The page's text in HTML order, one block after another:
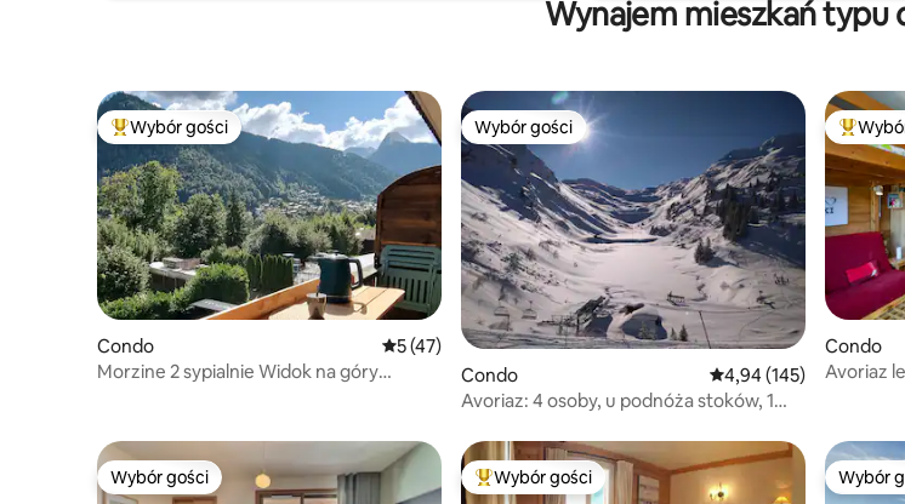
Wynajem mieszkań typu
Najpopularniejsze z kategorii Wybór gości
Wybór gości
Condo Średnia ocena: 5 na 5, liczba recenzji: 47
5 (47)
Morzine 2 sypialnie Widok na góry
Wybór gości
Wybór gości
Condo Średnia ocena: 4,94 na
4,94 (145)
Avoriaz: 4 osoby, u podnóża stoków, 1
Condo
Avoriaz
Wybór gości
Wybór gości Najpopularniejsze z kategorii Wybór gości
Wybór gości Wybór
Wybór